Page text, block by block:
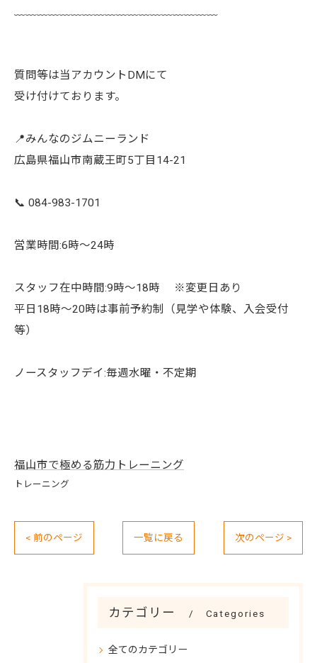
﹏﹏﹏﹏﹏﹏﹏﹏﹏﹏﹏﹏﹏﹏﹏﹏﹏﹏
質問等は当アカウントDMにて
受け付けております。
📍みんなのジムニーランド
広島県福山市南蔵王町5丁目14-21
📞 084-983-1701
営業時間:6時〜24時
スタッフ在中時間:9時〜18時 ※変更日あり
平日18時〜20時は事前予約制（見学や体験、入会受付
等）
ノースタッフデイ:毎週水曜・不定期
福山市で極める筋力トレーニング
トレーニング
< 前のページ 一覧に戻る 次のページ >
カテゴリー Categories
全てのカテゴリー